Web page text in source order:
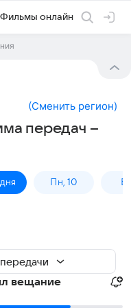
Фильмы онлайн
(Сменить регион)
передач –
Пн, 10
вещание